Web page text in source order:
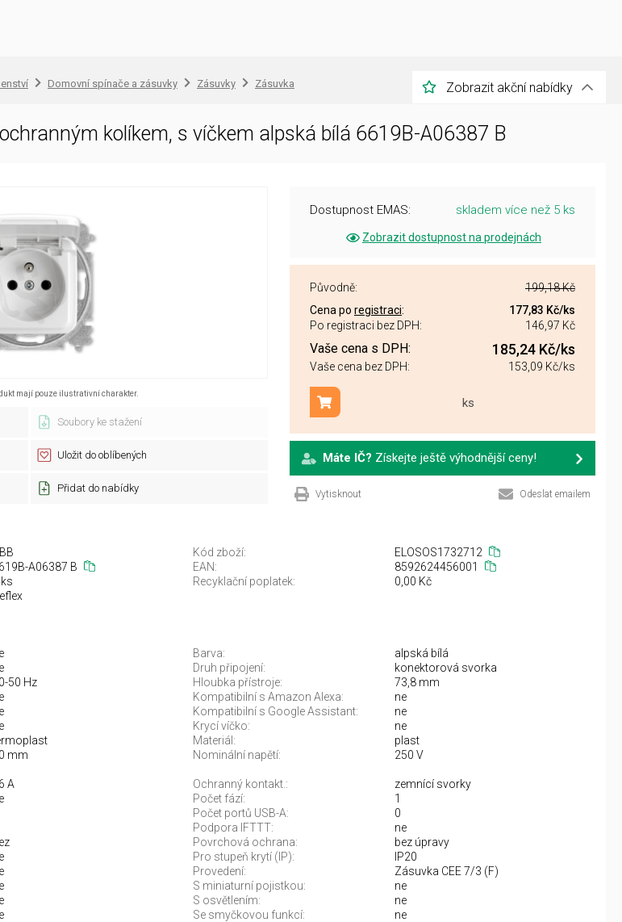
Domovní spínače a zásuvky Zásuvky Zásuvka Zobrazit akční nabídky
kolíkem, s víčkem alpská bílá 6619B-A06387 B
mají pouze ilustrativní charakter.
Soubory ke stažení
Uložit do oblíbených
Přidat do nabídky
Dostupnost EMAS: skladem více než 5 ks
Zobrazit dostupnost na prodejnách
Původně:
199,18 Kč
Cena po registraci: 177,83 Kč/ks
Po registraci bez DPH:
146,97 Kč
Vaše cena s DPH: 185,24 Kč/ks
Vaše cena bez DPH: 153,09 Kč/ks
ks
Přidat do košíku
Máte IČ? Získejte ještě výhodnější ceny!
Vytisknout Odeslat emailem
Kód zboží:
ELOSOS1732712
A06387 B EAN:
8592624456001
Recyklační poplatek:
0,00 Kč
Barva:
alpská bílá
Druh připojení:
konektorová svorka
50 Hz Hloubka přístroje:
73,8 mm
Kompatibilní s Amazon Alexa:
ne
Kompatibilní s Google Assistant:
ne
Krycí víčko:
ne
Materiál:
plast
mm Nominální napětí: 250 V
A Ochranný kontakt.:
zemnící svorky
Počet fází:
1
Počet portů USB-A:
0
Podpora IFTTT:
ne
Povrchová ochrana:
bez úpravy
Pro stupeň krytí (IP):
IP20
Provedení:
Zásuvka CEE 7/3 (F)
S miniaturní pojistkou:
ne
S osvětlením:
ne
Se smyčkovou funkcí:
ne